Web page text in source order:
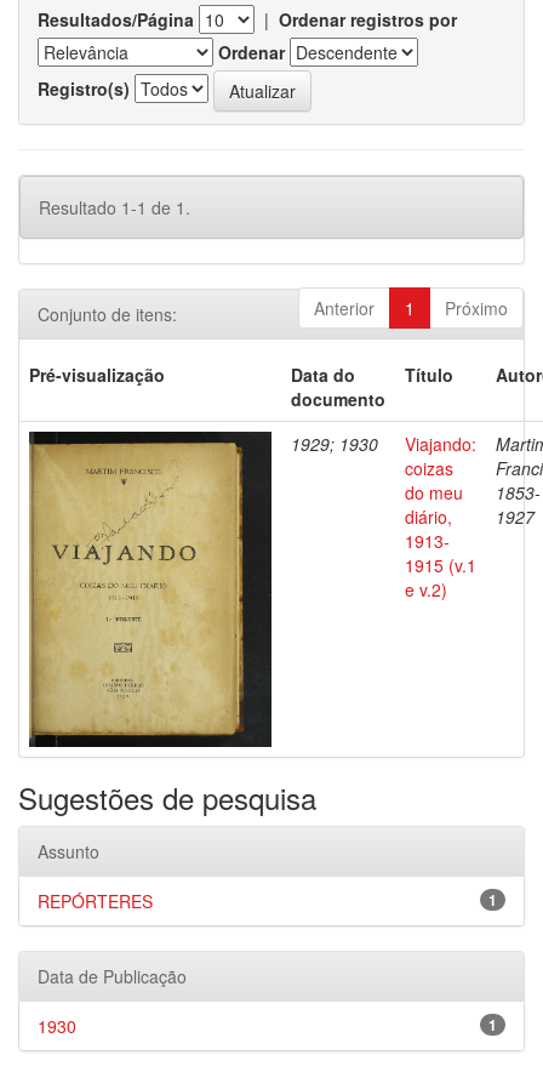
Resultados/Página | Ordenar registros por
Ordenar
Registro(s)
Resultado 1-1 de 1.
Anterior 1 Próximo
Conjunto de itens:
Pré-visualização
Data do
documento
Título
1929; 1930
Viajando:
coizas
do meu
diário,
1913-
1915 (v.1
e v.2)
1853-
1927
Sugestões de pesquisa
Assunto
1
REPÓRTERES
Data de Publicação
1
1930